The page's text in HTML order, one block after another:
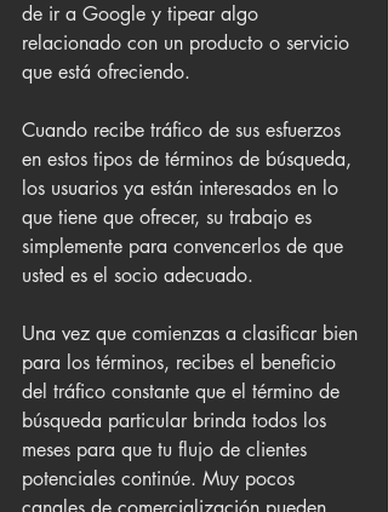
de ir a Google y tipear algo
relacionado con un producto o servicio
que está ofreciendo.
Cuando recibe tráfico de sus esfuerzos
en estos tipos de términos de búsqueda,
los usuarios ya están interesados ​​en lo
que tiene que ofrecer, su trabajo es
simplemente para convencerlos de que
usted es el socio adecuado.
Una vez que comienzas a clasificar bien
para los términos, recibes el beneficio
del tráfico constante que el término de
búsqueda particular brinda todos los
meses para que tu flujo de clientes
potenciales continúe. Muy pocos